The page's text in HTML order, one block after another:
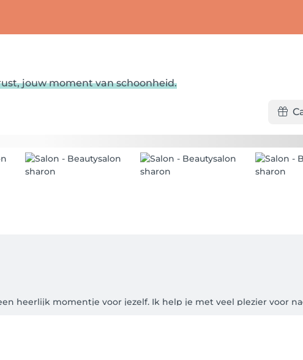
jouw moment van schoonheid.
heerlijk momentje voor jezelf. Ik help je met veel plezier voor